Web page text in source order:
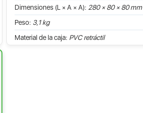
Dimensiones (L × A × A): 280 × 80 × 80 mm
Peso: 3,1 kg
Material de la caja: PVC retráctil